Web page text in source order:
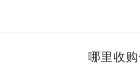
哪里收